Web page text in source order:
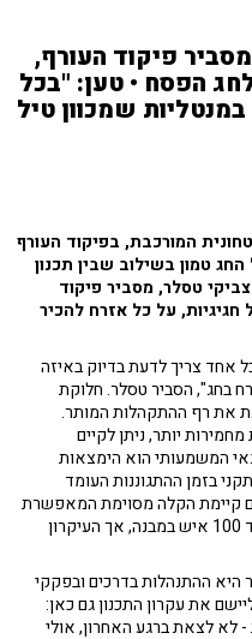
פיקוד העורף,
הפסח • טען: "בכל
שמכוון טיל
המורכבת, בפיקוד העורף
טמון בשילוב שבין תכנון
טסלר, מסביר פיקוד
חגיגיות, על כל אזרח להכיר
אחד צריך לדעת בדיוק באיזה
בחג", הסביר טסלר. חלוקת
את רף ההתקהלות המותר.
יותר, ניתן לקיים
בלבד. "התנאי המשמעותי הוא הימצאות
בזמן ההתגוננות העומד
קיימת הקלה מסוימת המאפשרת
התכנסות של עד 50 איש בשטח פתוח ועד 100 איש במבנה, אך העיקרון
היא ההתנהלות בדרכים ובפקקי
את עקרון התכנון גם כאן:
לא לצאת ברגע האחרון, אולי